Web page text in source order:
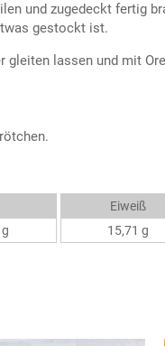
und zugedeckt fertig
gestockt ist.
gleiten lassen und mit
Eiweiß
15,71 g